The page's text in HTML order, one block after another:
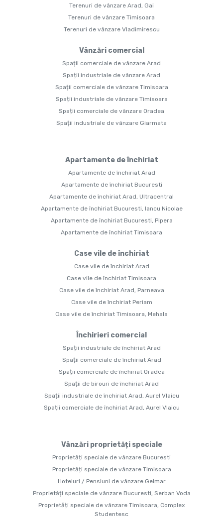
Terenuri de vânzare Arad, Gai
Terenuri de vânzare Timisoara
Terenuri de vânzare Vladimirescu
Vânzări comercial
Spații comerciale de vânzare Arad
Spații industriale de vânzare Arad
Spații comerciale de vânzare Timisoara
Spații industriale de vânzare Timisoara
Spații comerciale de vânzare Oradea
Spații industriale de vânzare Giarmata
Apartamente de închiriat
Apartamente de închiriat Arad
Apartamente de închiriat Bucuresti
Apartamente de închiriat Arad, Ultracentral
Apartamente de închiriat Bucuresti, Iancu Nicolae
Apartamente de închiriat Bucuresti, Pipera
Apartamente de închiriat Timisoara
Case vile de închiriat
Case vile de închiriat Arad
Case vile de închiriat Timisoara
Case vile de închiriat Arad, Parneava
Case vile de închiriat Periam
Case vile de închiriat Timisoara, Mehala
Închirieri comercial
Spații industriale de închiriat Arad
Spații comerciale de închiriat Arad
Spații comerciale de închiriat Oradea
Spații de birouri de închiriat Arad
Spații industriale de închiriat Arad, Aurel Vlaicu
Spații comerciale de închiriat Arad, Aurel Vlaicu
Vânzări proprietăți speciale
Proprietăți speciale de vânzare Bucuresti
Proprietăți speciale de vânzare Timisoara
Hoteluri / Pensiuni de vânzare Gelmar
Proprietăți speciale de vânzare Bucuresti, Serban Voda
Proprietăți speciale de vânzare Timisoara, Complex
Studentesc